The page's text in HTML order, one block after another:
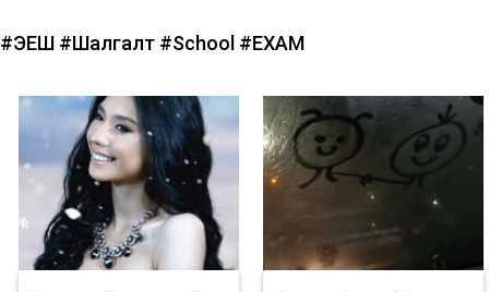
#ЭЕШ #Шалгалт #School #EXAM